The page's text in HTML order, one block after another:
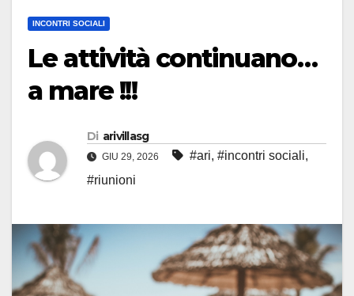
INCONTRI SOCIALI
Le attività continuano…
a mare !!!
Di arivillasg
GIU 29, 2026 #ari, #incontri sociali,
#riunioni